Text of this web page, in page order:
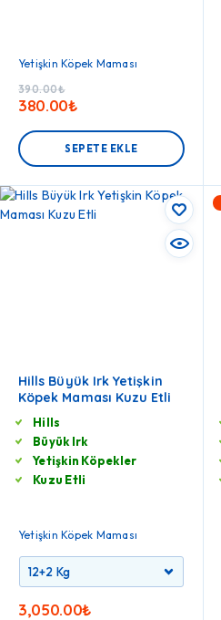
Yetişkin Köpek Maması
390.00₺
380.00₺
SEPETE EKLE
Hills Büyük Irk Yetişkin
Köpek Maması Kuzu Etli
Hills
Büyük Irk
Yetişkin Köpekler
Kuzu Etli
Yetişkin Köpek Maması
3,050.00₺